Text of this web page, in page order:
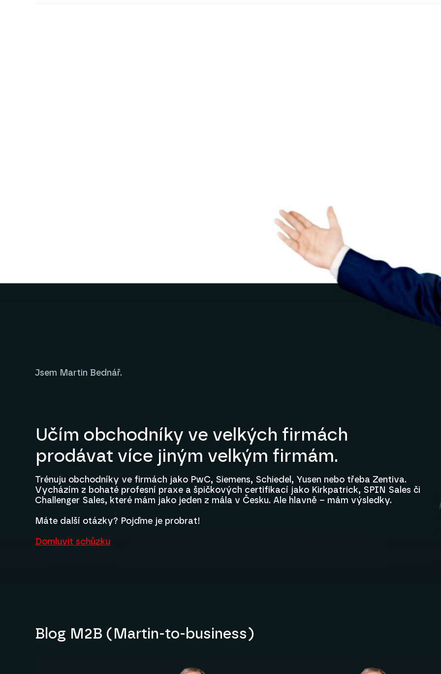
Jsem Martin Bednář.
Učím obchodníky ve velkých firmách
prodávat více jiným velkým firmám.
Trénuju obchodníky ve firmách jako PwC, Siemens, Schiedel, Yusen nebo třeba Zentiva.
Vycházím z bohaté profesní praxe a špičkových certifikací jako Kirkpatrick, SPIN Sales či
Challenger Sales, které mám jako jeden z mála v Česku. Ale hlavně – mám výsledky.
Máte další otázky? Pojďme je probrat!
Domluvit schůzku
Blog M2B (Martin-to-business)